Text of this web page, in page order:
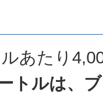
あたり
トルは、